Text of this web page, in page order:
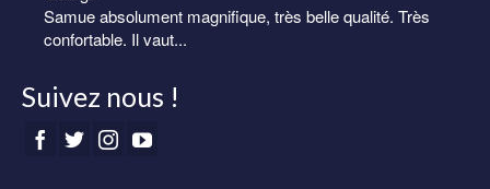
Samue absolument magnifique, très belle qualité. Très
confortable. Il vaut...
Samue homme de très belle qualité. Livraison rapide et
soignée.
Suivez nous !